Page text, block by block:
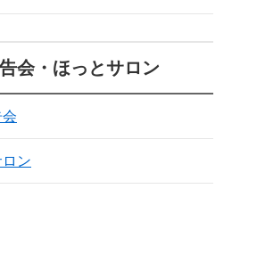
会・ほっとサロン
ン